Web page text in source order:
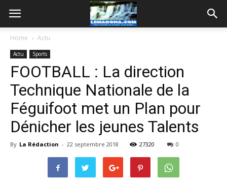
Home Actu
Actu Sports
FOOTBALL : La direction
Technique Nationale de la
Féguifoot met un Plan pour
Dénicher les jeunes Talents
By La Rédaction - 22 septembre 2018 27320 0